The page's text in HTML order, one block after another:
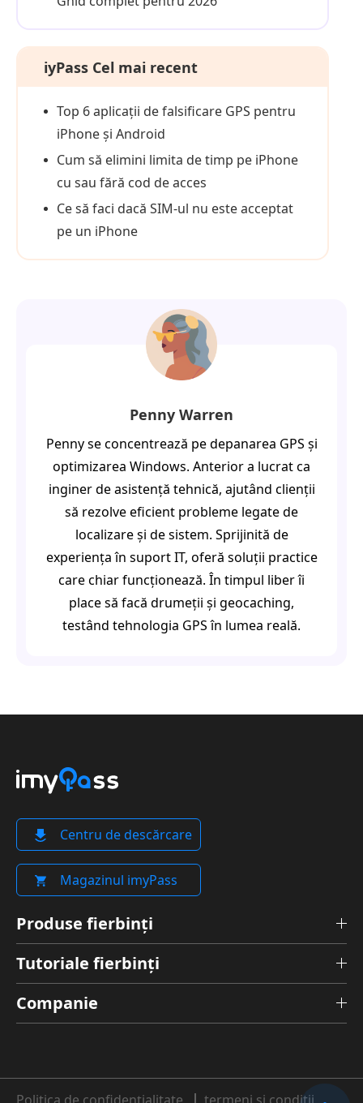
iyPass Cel mai recent
Top 6 aplicații de falsificare GPS pentru
iPhone și Android
Cum să elimini limita de timp pe iPhone
cu sau fără cod de acces
Ce să faci dacă SIM-ul nu este acceptat
pe un iPhone
Penny Warren
Penny se concentrează pe depanarea GPS și
optimizarea Windows. Anterior a lucrat ca
inginer de asistență tehnică, ajutând clienții
să rezolve eficient probleme legate de
localizare și de sistem. Sprijinită de
experiența în suport IT, oferă soluții practice
care chiar funcționează. În timpul liber îi
place să facă drumeții și geocaching,
testând tehnologia GPS în lumea reală.
Centru de descărcare
Magazinul imyPass
Produse fierbinți
Tutoriale fierbinți
Companie